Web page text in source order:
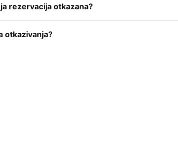
rezervacija otkazana?
otkazivanja?